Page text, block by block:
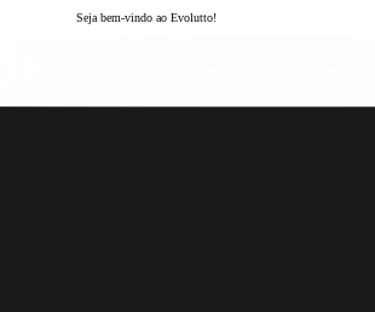
Seja bem-vindo ao Evolutto!